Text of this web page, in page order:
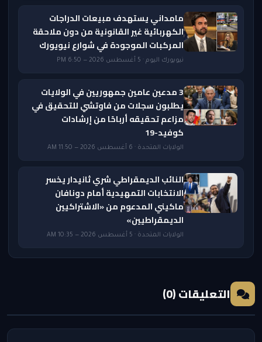
مامداني يستهدف مبيعات الدراجات
الكهربائية غير القانونية من دون ملاحقة
المركبات الموجودة في شوارع نيويورك
نيويورك اليوم · 5 أغسطس 2026 — 6:50 PM
3 مدعين عامين جمهوريين في الولايات
يطلبون سجلات من فاوتشي للتحقيق في
مزاعم تحقيقه أرباحًا من إرشادات
كوفيد-19
الولايات المتحدة · 6 أغسطس 2026 — 11:50 AM
النائب الديمقراطي شري ثانيدار يخسر
الانتخابات التمهيدية أمام دونافان
ماكيني المدعوم من «الاشتراكيين
الديمقراطيين»
الولايات المتحدة · 5 أغسطس 2026 — 10:35 AM
التعليقات (0)